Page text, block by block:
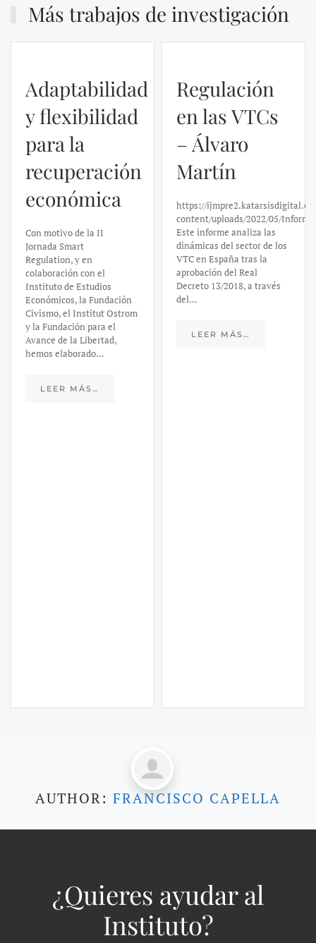
Más trabajos de investigación
Regulación
en las VTCs
– Álvaro
Martín
https://ijmpre2.katarsisdigital.com/wp-
content/uploads/2022/05/Informe_sobre_las_VTC.pdf
Este informe analiza las
dinámicas del sector de los
VTC en España tras la
aprobación del Real
Decreto 13/2018, a través
del…
LEER MÁS…
El caso de
Silicon
Valley Bank:
un análisis
financiero –
Daniel
Fernández
AUTHOR: FRANCISCO CAPELLA
¿Quieres ayudar al
Instituto?